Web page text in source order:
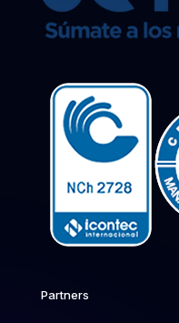
Partners